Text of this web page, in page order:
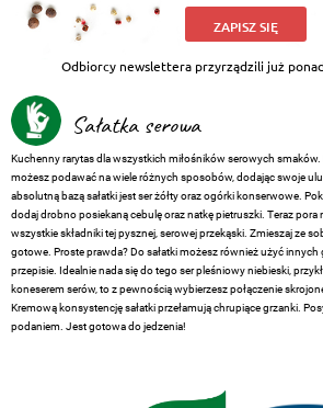
ZAPISZ SIĘ
Odbiorcy newslettera przyrządzili już
Sałatka serowa
Kuchenny rarytas dla wszystkich miłośników serowych smaków.
możesz podawać na wiele różnych sposobów, dodając swoje
absolutną bazą sałatki jest ser żółty oraz ogórki konserwowe.
dodaj drobno posiekaną cebulę oraz natkę pietruszki. Teraz pora
wszystkie składniki tej pysznej, serowej przekąski. Zmieszaj ze
gotowe. Proste prawda? Do sałatki możesz również użyć
przepisie. Idealnie nada się do tego ser pleśniowy niebieski,
koneserem serów, to z pewnością wybierzesz połączenie
Kremową konsystencję sałatki przełamują chrupiące grzanki.
podaniem. Jest gotowa do jedzenia!